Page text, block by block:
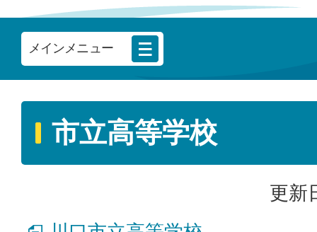
メインメニュー
市立高等学校
更新